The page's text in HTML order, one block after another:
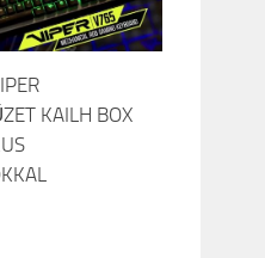
KAILH BOX